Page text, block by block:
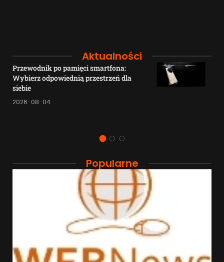
Aktualności
Przewodnik po pamięci smartfona:
Wybierz odpowiednią przestrzeń dla
siebie
2026-08-04
Popularne